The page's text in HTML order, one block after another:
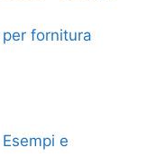
fornitura
e